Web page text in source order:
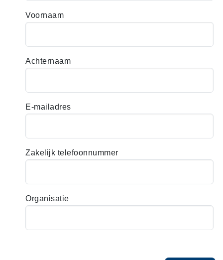
Voornaam
Achternaam
E-mailadres
Zakelijk telefoonnummer
Organisatie